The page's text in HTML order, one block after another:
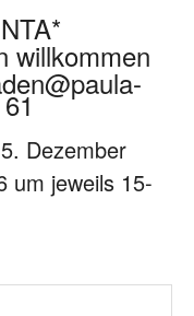
willkommen
Dezember
um jeweils 15-